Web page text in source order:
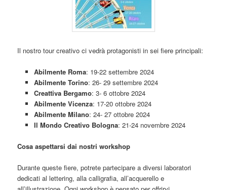
Il nostro tour creativo ci vedrà protagonisti in sei fiere principali:
Abilmente Roma: 19-22 settembre 2024
Abilmente Torino: 26- 29 settembre 2024
Creattiva Bergamo: 3- 6 ottobre 2024
Abilmente Vicenza: 17-20 ottobre 2024
Abilmente Milano: 24- 27 ottobre 2024
Il Mondo Creativo Bologna: 21-24 novembre 2024
Cosa aspettarsi dai nostri workshop
Durante queste fiere, potrete partecipare a diversi laboratori
dedicati al lettering, alla calligrafia, all’acquerello e